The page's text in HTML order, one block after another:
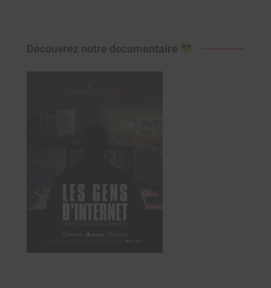
Découvrez notre documentaire